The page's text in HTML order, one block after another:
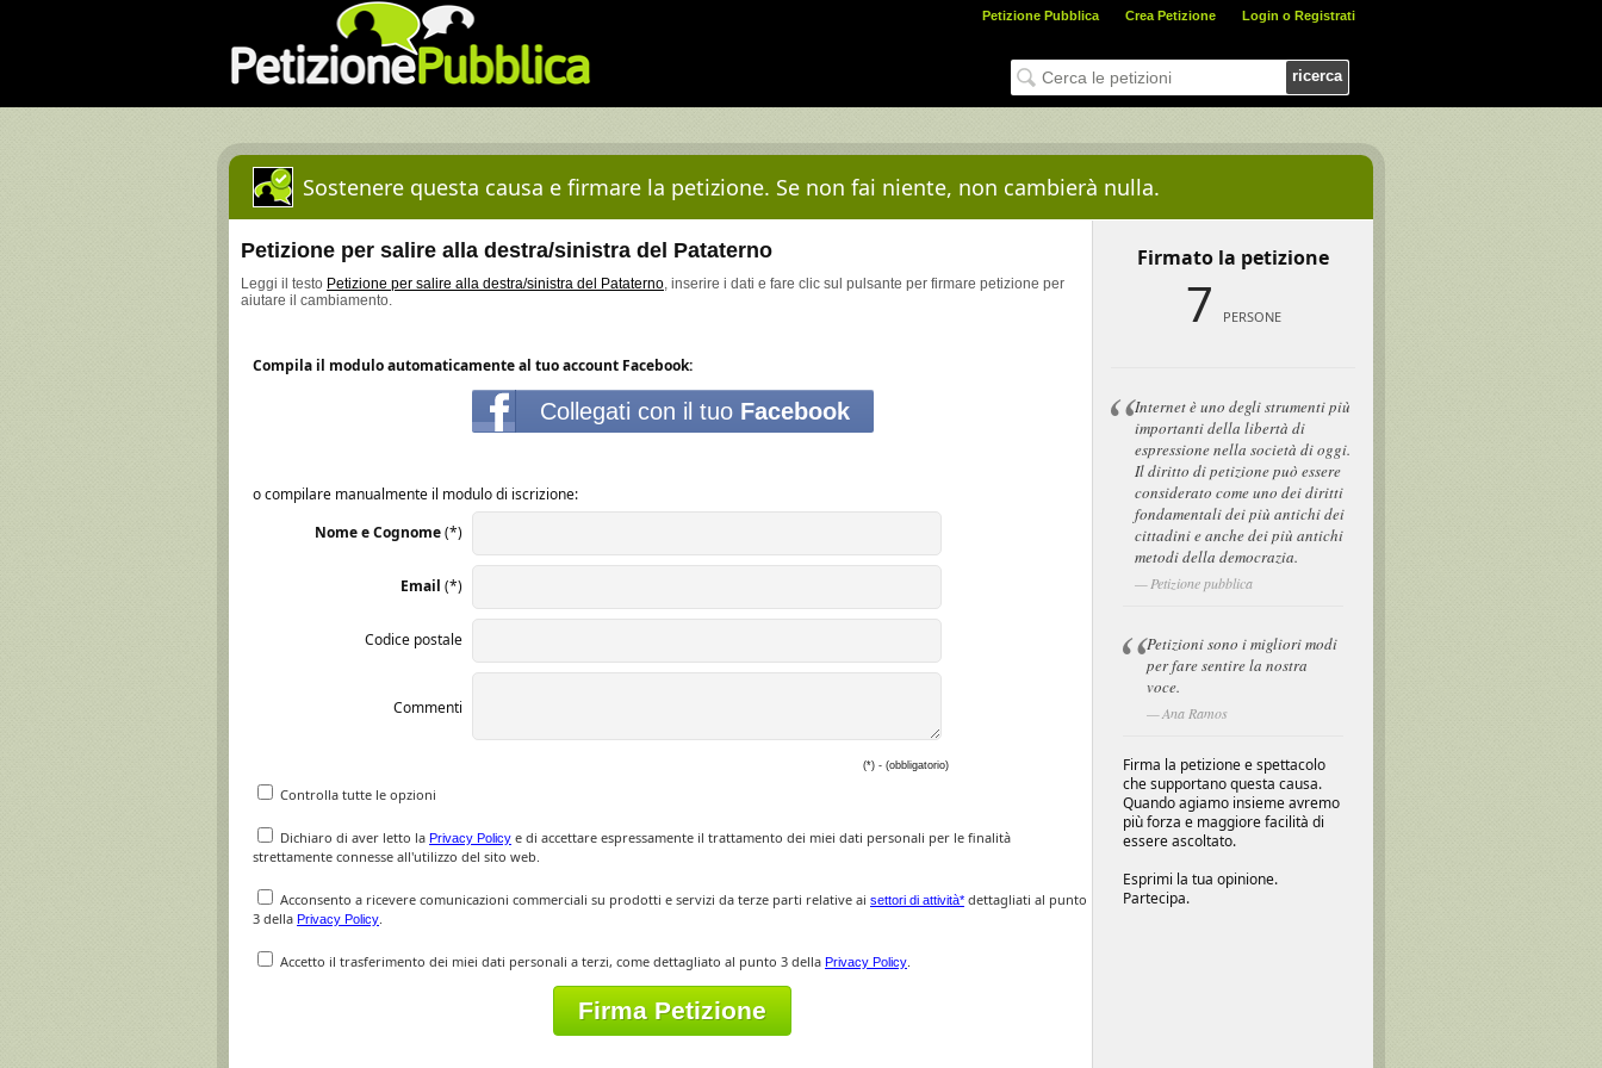
Petizione Pubblica Crea Petizione Login o Registrati
ricerca
Sostenere questa causa e firmare la petizione. Se non fai niente, non cambierà nulla.
Petizione per salire alla destra/sinistra del Pataterno
Leggi il testo Petizione per salire alla destra/sinistra del Pataterno, inserire i dati e fare clic sul pulsante per firmare petizione per
aiutare il cambiamento.
Compila il modulo automaticamente al tuo account Facebook:
Collegati con il tuo Facebook
o compilare manualmente il modulo di iscrizione:
Nome e Cognome(*)
Email (*)
Codice postale
Commenti
(*) - (obbligatorio)
Controlla tutte le opzioni
Dichiaro di aver letto la Privacy Policy e di accettare espressamente il trattamento dei miei dati personali per le finalità
strettamente connesse all'utilizzo del sito web.
Acconsento a ricevere comunicazioni commerciali su prodotti e servizi da terze parti relative ai settori di attività* dettagliati al punto
3 della Privacy Policy
Accetto il trasferimento dei miei dati personali a terzi, come dettagliato al punto 3 della Privacy Policy
Firmato la petizione
7 PERSONE
Internet è uno degli strumenti più
importanti della libertà di
espressione nella società di oggi.
Il diritto di petizione può essere
considerato come uno dei diritti
fondamentali dei più antichi dei
cittadini e anche dei più antichi
metodi della democrazia.
Petizione pubblica
Petizioni sono i migliori modi
per fare sentire la nostra
voce.
Ana Ramos
Firma la petizione e spettacolo
che supportano questa causa.
Quando agiamo insieme avremo
più forza e maggiore facilità di
essere ascoltato.
Esprimi la tua opinione.
Partecipa.